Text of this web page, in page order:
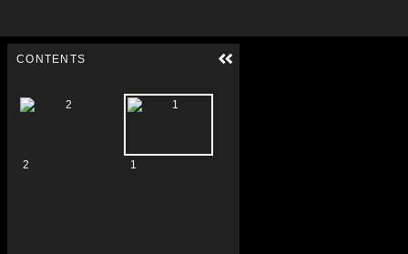
Media Viewer
CONTENTS
1
2